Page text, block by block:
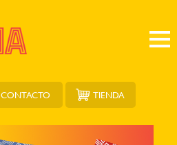
CONTACTO TIENDA